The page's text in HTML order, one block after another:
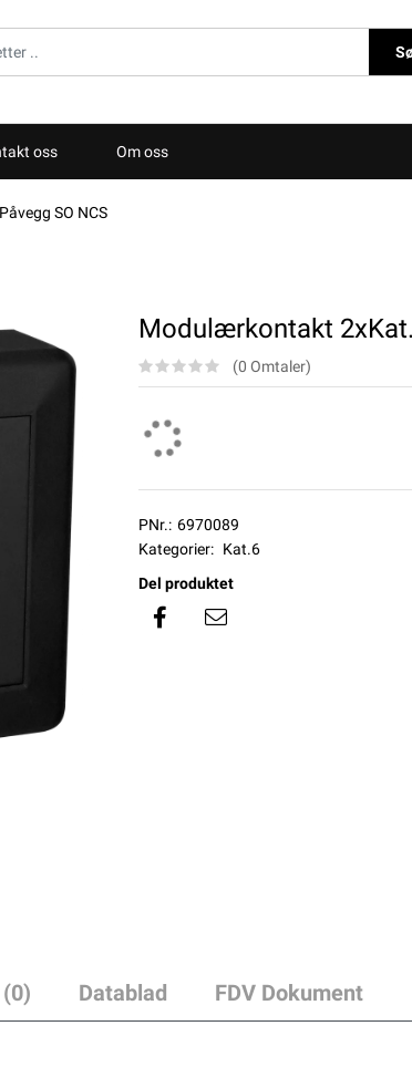
oss Om oss
SO NCS
Modulærkontakt
(0 Omtaler)
PNr.: 6970089
Kategorier: Kat.6
Del produktet
Datablad FDV Dokument